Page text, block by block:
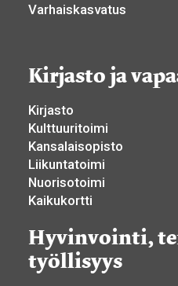
Varhaiskasvatus
Kirjasto ja
Kirjasto
Kulttuuritoimi
Kansalaisopisto
Liikuntatoimi
Nuorisotoimi
Kaikukortti
Hyvinvointi,
työllisyys